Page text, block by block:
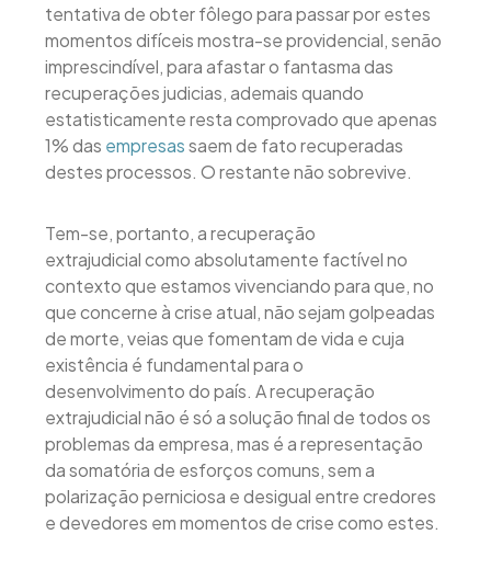
tentativa de obter fôlego para passar por estes
momentos difíceis mostra-se providencial, senão
imprescindível, para afastar o fantasma das
recuperações judicias, ademais quando
estatisticamente resta comprovado que apenas
1% das empresassaem de fato recuperadas
destes processos. O restante não sobrevive.
Tem-se, portanto, a recuperação
extrajudicial como absolutamente factível no
contexto que estamos vivenciando para que, no
que concerne à crise atual, não sejam golpeadas
de morte, veias que fomentam de vida e cuja
existência é fundamental para o
desenvolvimento do país. A recuperação
extrajudicial não é só a solução final de todos os
problemas da empresa, mas é a representação
da somatória de esforços comuns, sem a
polarização perniciosa e desigual entre credores
e devedores em momentos de crise como estes.